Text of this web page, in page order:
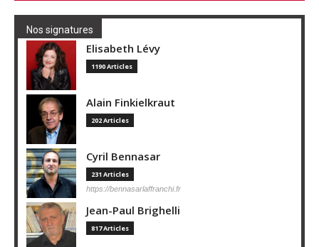
Nos signatures
Elisabeth Lévy
1190 Articles
Alain Finkielkraut
202 Articles
Cyril Bennasar
231 Articles
https://bennasarlaffranchi.fr
Jean-Paul Brighelli
817 Articles